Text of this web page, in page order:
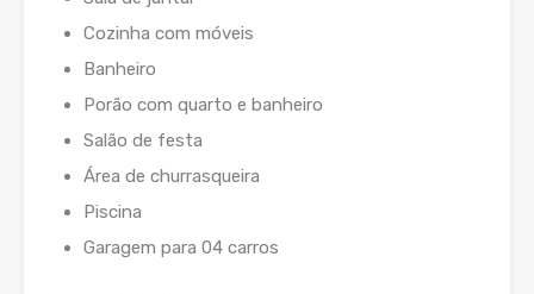
Cozinha com móveis
Banheiro
Porão com quarto e banheiro
Salão de festa
Área de churrasqueira
Piscina
Garagem para 04 carros